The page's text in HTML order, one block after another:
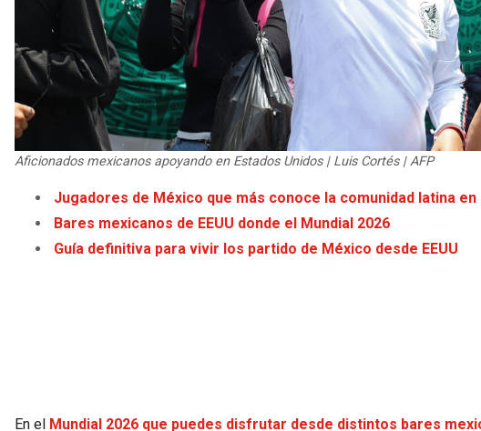
Aficionados mexicanos apoyando en Estados Unidos | Luis Cortés | AFP
Jugadores de México que más conoce la comunidad latina en
Bares mexicanos de EEUU donde el Mundial 2026
Guía definitiva para vivir los partido de México desde EEUU
En el Mundial 2026 que puedes disfrutar desde distintos bares